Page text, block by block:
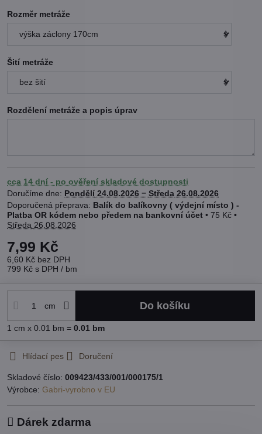
Rozměr metráže
Šití metráže
Rozdělení metráže a popis úprav
cca 14 dní - po ověření skladové dostupnosti
Doručíme dne: Pondělí 24.08.2026 − Středa 26.08.2026
Balík do balíkovny ( výdejní místo ) -
Platba OR kódem nebo předem na bankovní účet • 75 Kč •
Středa 26.08.2026
7,99 Kč
6,60 Kč bez DPH
799 Kč s DPH / bm
cm Do košíku
1 cm x 0.01 bm = 0.01 bm
Hlídací pes Doručení
Skladové číslo: 009423/433/001/000175/1
Výrobce: Gabri-vyrobno v EU
Dárek zdarma